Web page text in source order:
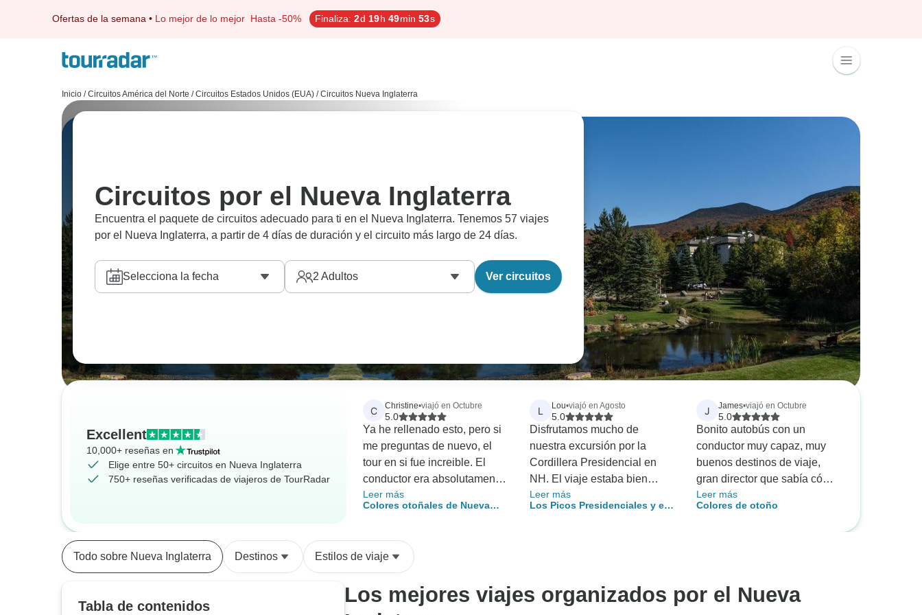
Ofertas de la semana • Lo mejor de lo mejor Hasta -50% Finaliza: 2d 19h 49min 52s
Inicio / Circuitos América del Norte / Circuitos Estados Unidos (EUA) / Circuitos Nueva Inglaterra
Circuitos por el Nueva Inglaterra
Encuentra el paquete de circuitos adecuado para ti en el Nueva Inglaterra. Tenemos 57 viajes
por el Nueva Inglaterra, a partir de 4 días de duración y el circuito más largo de 24 días.
Selecciona la fecha 2 Adultos Ver circuitos
Excellent
10,000+ reseñas en
Elige entre 50+ circuitos en Nueva Inglaterra
750+ reseñas verificadas de viajeros de TourRadar
C Christine•viajó en Octubre
5.0
Ya he rellenado esto, pero si
me preguntas de nuevo, el
tour en si fue increible. El
conductor era absolutamente
magnífico, pero lo siento, el
director de la excursión no
días en conseguir nuestras
etiquetas, cuatro días en
autobús, nunca nos dio la
información correcta y al final
Leer más
Colores otoñales de Nueva
L Lou•viajó en Agosto
5.0
Disfrutamos mucho de
nuestra excursión por la
Cordillera Presidencial en
NH. El viaje estaba bien
organizado y nuestro guía,
Sean, era excelente. No
extremadamente paciente
Leer más
Los Picos Presidenciales y el
J James•viajó en Octubre
5.0
Bonito autobús con un
conductor muy capaz, muy
buenos destinos de viaje,
gran director que sabía cómo
hacer que sus viajeros se
comprometieran, consejero
este viaje.
Leer más
Colores de otoño
Todo sobre Nueva Inglaterra Destinos Estilos de viaje
Tabla de contenidos
Los mejores viajes organizados por el Nueva